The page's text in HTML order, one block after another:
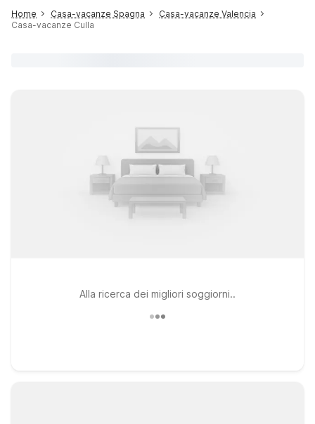
Home Casa-vacanze Spagna
Casa-vacanze Valencia
Casa-vacanze Culla
Alla ricerca dei migliori soggiorni..